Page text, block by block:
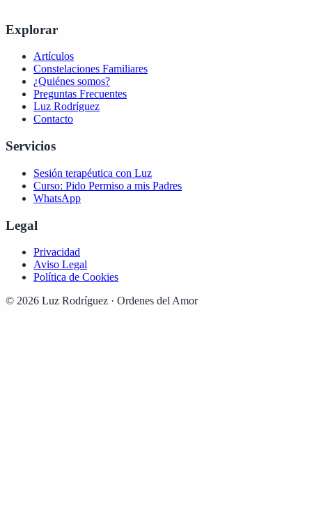
Explorar
Artículos
Constelaciones Familiares
¿Quiénes somos?
Preguntas Frecuentes
Luz Rodríguez
Contacto
Servicios
Sesión terapéutica con Luz
Curso: Pido Permiso a mis Padres
WhatsApp
Legal
Privacidad
Aviso Legal
Política de Cookies
© 2026 Luz Rodríguez · Ordenes del Amor